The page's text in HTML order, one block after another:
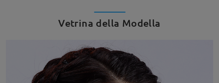
Vetrina della Modella